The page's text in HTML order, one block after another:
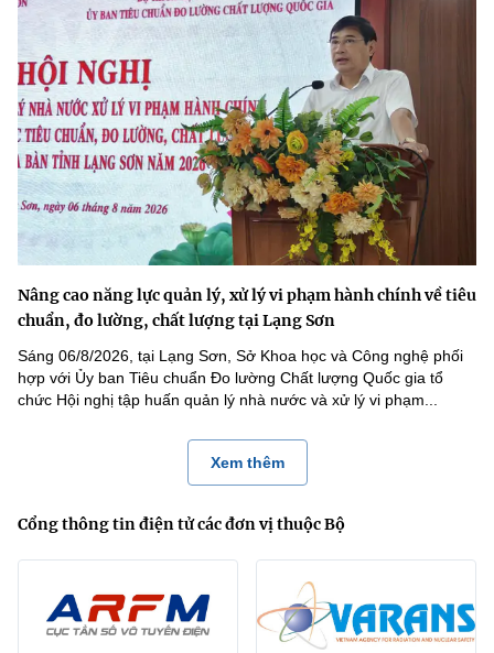
Nâng cao năng lực quản lý, xử lý vi phạm hành chính về tiêu
chuẩn, đo lường, chất lượng tại Lạng Sơn
Sáng 06/8/2026, tại Lạng Sơn, Sở Khoa học và Công nghệ phối
hợp với Ủy ban Tiêu chuẩn Đo lường Chất lượng Quốc gia tổ
chức Hội nghị tập huấn quản lý nhà nước và xử lý vi phạm...
Xem thêm
Cổng thông tin điện tử các đơn vị thuộc Bộ